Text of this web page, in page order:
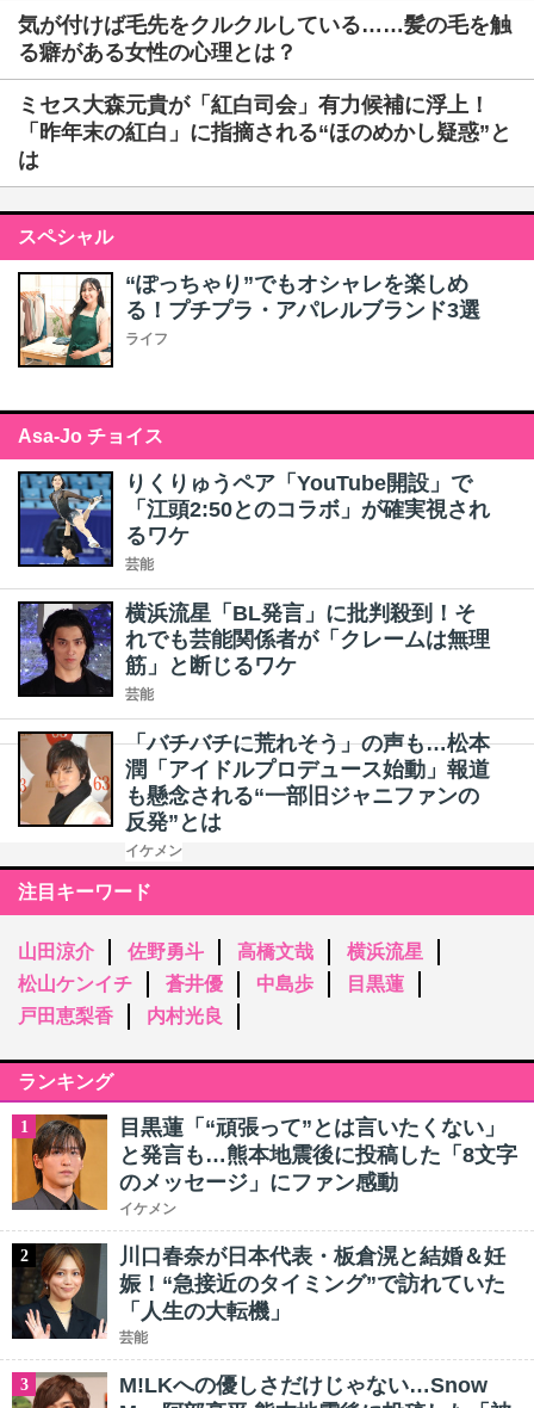
気が付けば毛先をクルクルしている……髪の毛を触
る癖がある女性の心理とは？
ミセス大森元貴が「紅白司会」有力候補に浮上！
「昨年末の紅白」に指摘される“ほのめかし疑惑”と
は
スペシャル
“ぽっちゃり”でもオシャレを楽しめ
る！プチプラ・アパレルブランド3選
ライフ
Asa-Jo チョイス
りくりゅうペア「YouTube開設」で
「江頭2:50とのコラボ」が確実視され
るワケ
芸能
横浜流星「BL発言」に批判殺到！そ
れでも芸能関係者が「クレームは無理
筋」と断じるワケ
芸能
「バチバチに荒れそう」の声も…松本
潤「アイドルプロデュース始動」報道
も懸念される“一部旧ジャニファンの
反発”とは
イケメン
注目キーワード
山田涼介 佐野勇斗 高橋文哉
横浜流星
松山ケンイチ
蒼井優 中島歩
目黒蓮
戸田恵梨香
内村光良
ランキング
1
目黒蓮「“頑張って”とは言いたくない」
と発言も…熊本地震後に投稿した「8文字
のメッセージ」にファン感動
イケメン
2
川口春奈が日本代表・板倉滉と結婚＆妊
娠！“急接近のタイミング”で訪れていた
「人生の大転機」
芸能
3
M!LKへの優しさだけじゃない…Snow